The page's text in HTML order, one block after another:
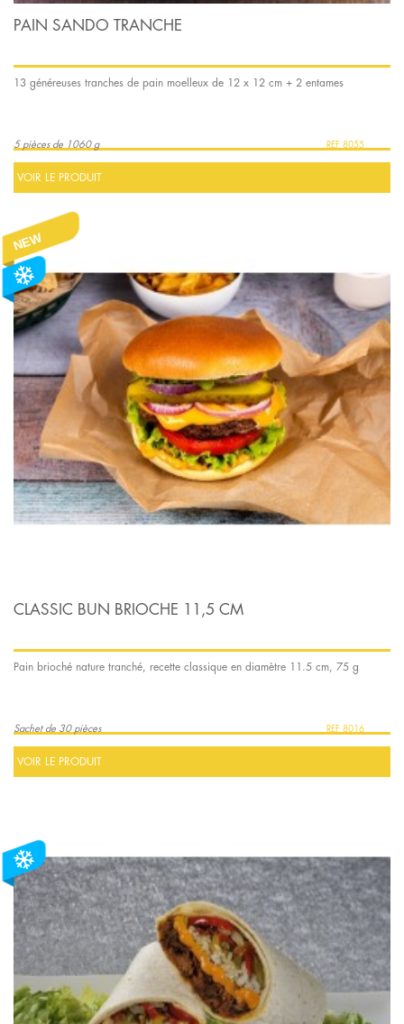
PAIN SANDO TRANCHE
13 généreuses tranches de pain moelleux de 12 x 12 cm + 2 entames
5 pièces de 1060 g 8055
VOIR LE PRODUIT
NEW
CLASSIC BUN BRIOCHE 11,5 CM
Pain brioché nature tranché, recette classique en diamètre 11.5 cm, 75 g
Sachet de 30 pièces 8016
VOIR LE PRODUIT